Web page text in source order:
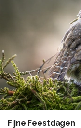
Fijne Feestdagen